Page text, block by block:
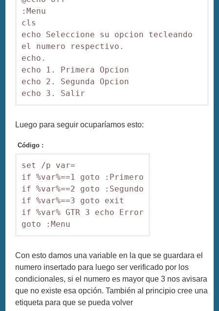
:Menu
cls
echo Seleccione su opcion tecleando
el numero respectivo.
echo.
echo 1. Primera Opcion
echo 2. Segunda Opcion
Luego para seguir ocuparíamos esto:
Código :
set /p var=
if %var%==1 goto :Primero
if %var%==2 goto :Segundo
if %var%==3 goto exit
if %var% GTR 3 echo Error
goto :Menu
Con esto damos una variable en la que se guardara el
numero insertado para luego ser verificado por los
condicionales, si el numero es mayor que 3 nos avisara
que no existe esa opción. También al principio cree una
etiqueta para que se pueda volver